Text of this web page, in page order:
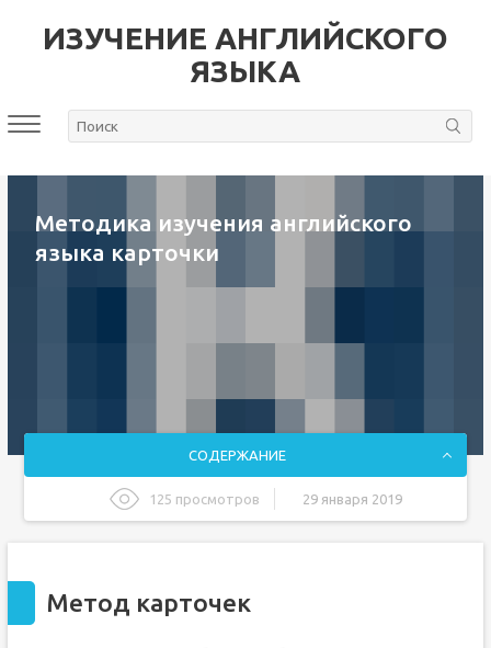
ИЗУЧЕНИЕ АНГЛИЙСКОГО
ЯЗЫКА
Методика изучения английского
языка карточки
СОДЕРЖАНИЕ
125 просмотров 29 января 2019
Методика изучения английского языка карточки
Метод карточек